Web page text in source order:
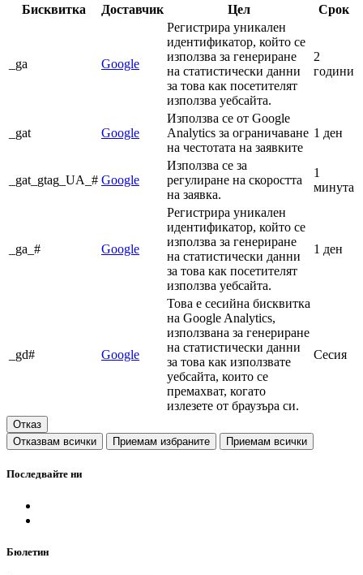
Бисквитка
Доставчик Цел Срок
_ga Google
Регистрира уникален
идентификатор, който се
използва за генериране
на статистически данни
за това как посетителят
използва уебсайта.
2
години
_gat Google
Използва се от Google
Analytics за ограничаване
на честотата на заявките
1 ден
_gat_gtag_UA_# Google
Използва се за
регулиране на скоростта
на заявка.
1
минута
_ga_# Google
Регистрира уникален
идентификатор, който се
използва за генериране
на статистически данни
за това как посетителят
използва уебсайта.
1 ден
_gd# Google
Това е сесийна бисквитка
на Google Analytics,
използвана за генериране
на статистически данни
за това как използвате
уебсайта, които се
премахват, когато
излезете от браузъра си.
Сесия
Отказ
Отказвам всички
Приемам избраните Приемам всички
Последвайте ни
Бюлетин